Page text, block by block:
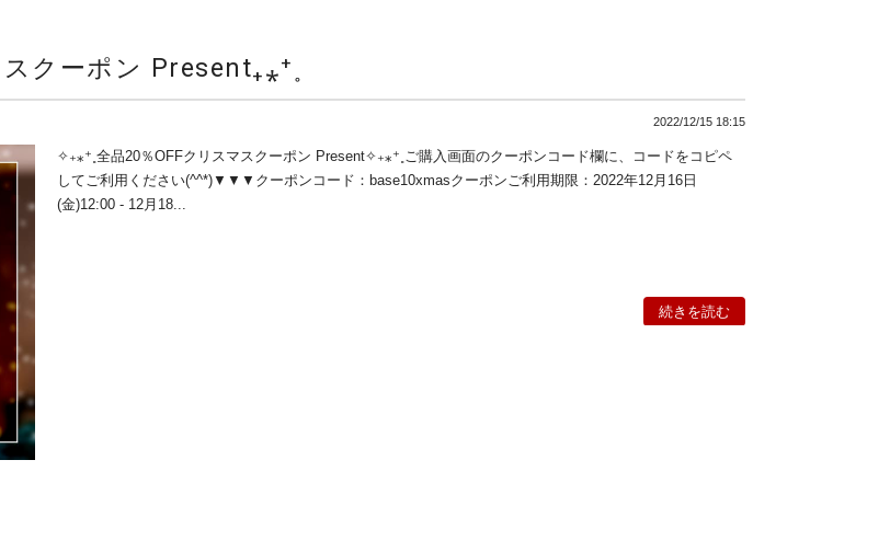
クーポン Present₊⁎⁺˳
2022/12/15 18:15
✧₊⁎⁺˳全品20％OFFクリスマスクーポン Present✧₊⁎⁺˳ご購入画面のクーポンコード欄に、コードをコピペ
してご利用ください(^^*)▼▼▼クーポンコード：base10xmasクーポンご利用期限：2022年12月16日
(金)12:00 - 12月18...
続きを読む